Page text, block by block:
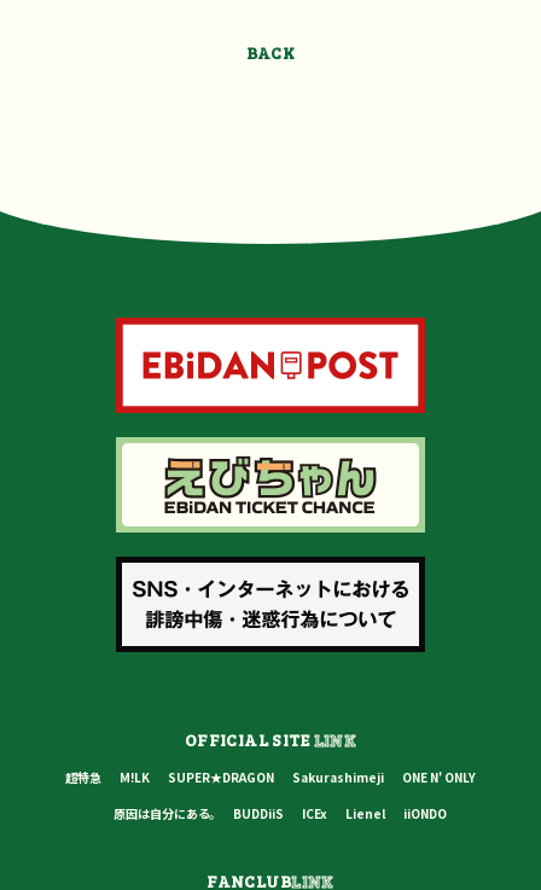
BACK
OFFICIAL SITELINK
超特急 M!LK SUPER★DRAGON Sakurashimeji
ONE N' ONLY
原因は自分にある。
BUDDiiS ICEx Lienel iiONDO
FANCLUBLINK